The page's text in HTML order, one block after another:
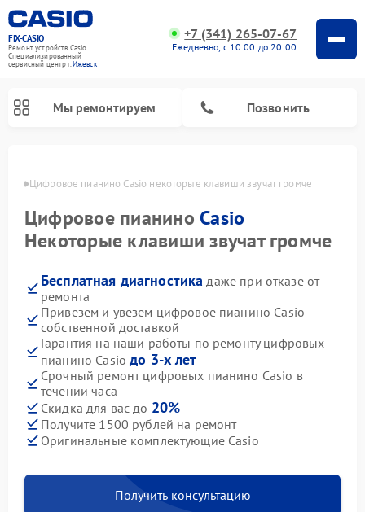
FIX-CASIO
Ремонт устройств Casio
Специализированный
cервисный центр г.Ижевск
+7 (341) 265-07-67
Ежедневно, с 10:00 до 20:00
Мы ремонтируем Позвонить
Цифровое пианино Casio некоторые клавиши звучат громче
Цифровое пианино Casio
Некоторые клавиши звучат громче
Бесплатная диагностика даже при отказе от
ремонта
Привезем и увезем цифровое пианино Casio
собственной доставкой
Гарантия на наши работы по ремонту цифровых
пианино Casioдо 3-х лет
Срочный ремонт цифровых пианино Casio в
течении часа
Скидка для вас до 20%
Получите 1500 рублей на ремонт
Оригинальные комплектующие Casio
Получить консультацию